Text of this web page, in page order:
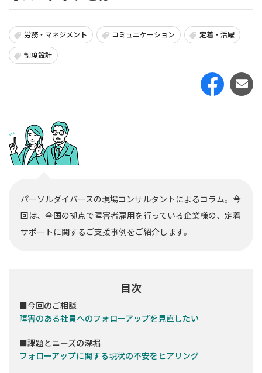
労務・マネジメント コミュニケーション 定着・活躍
制度設計
パーソルダイバースの現場コンサルタントによるコラム。今
回は、全国の拠点で障害者雇用を行っている企業様の、定着
サポートに関するご支援事例をご紹介します。
目次
■今回のご相談
障害のある社員へのフォローアップを見直したい
■課題とニーズの深堀
フォローアップに関する現状の不安をヒアリング